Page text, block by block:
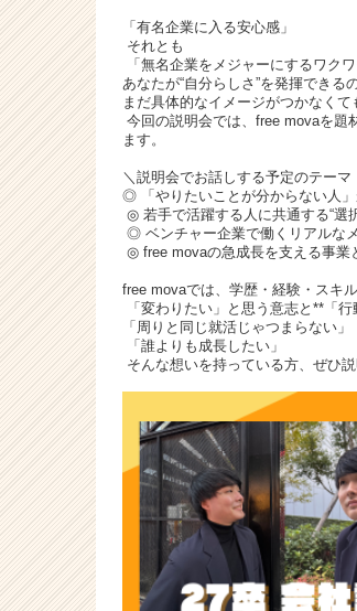
「有名企業に入る安心感」
それとも
「無名企業をメジャーにするワクワ
あなたが“自分らしさ”を発揮できる
まだ具体的なイメージがつかなくて
今回の説明会では、free movaを題
ます。
＼説明会でお話しする予定のテーマ
◎ 「やりたいことが分からない人
◎ 若手で活躍する人に共通する“選
◎ ベンチャー企業で働くリアルな
◎ free movaの急成長を支える事業
free movaでは、学歴・経験・スキル
「変わりたい」と思う意志と**「
「周りと同じ就活じゃつまらない」
「誰よりも成長したい」
そんな想いを持っている方、ぜひ